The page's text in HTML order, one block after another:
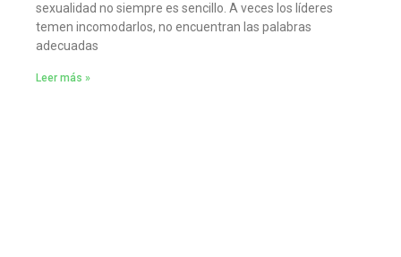
sexualidad no siempre es sencillo. A veces los líderes
temen incomodarlos, no encuentran las palabras
adecuadas
Leer más »